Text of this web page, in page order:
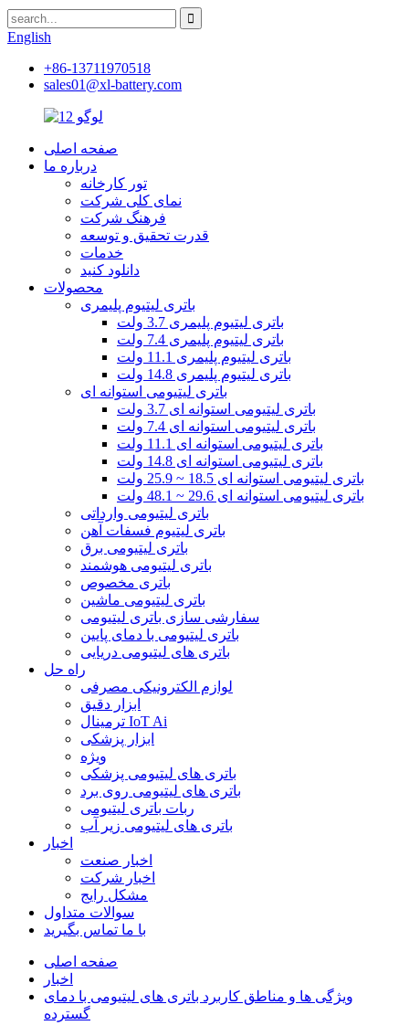
English
+86-13711970518
sales01@xl-battery.com
صفحه اصلی
درباره ما
تور کارخانه
نمای کلی شرکت
فرهنگ شرکت
قدرت تحقیق و توسعه
خدمات
دانلود کنید
محصولات
باتری لیتیوم پلیمری
باتری لیتیوم پلیمری 3.7 ولت
باتری لیتیوم پلیمری 7.4 ولت
باتری لیتیوم پلیمری 11.1 ولت
باتری لیتیوم پلیمری 14.8 ولت
باتری لیتیومی استوانه ای
باتری لیتیومی استوانه ای 3.7 ولت
باتری لیتیومی استوانه ای 7.4 ولت
باتری لیتیومی استوانه ای 11.1 ولت
باتری لیتیومی استوانه ای 14.8 ولت
باتری لیتیومی استوانه ای 18.5 ~ 25.9 ولت
باتری لیتیومی استوانه ای 29.6 ~ 48.1 ولت
باتری لیتیومی وارداتی
باتری لیتیوم فسفات آهن
باتری لیتیومی برق
باتری لیتیومی هوشمند
باتری مخصوص
باتری لیتیومی ماشین
سفارشی سازی باتری لیتیومی
باتری لیتیومی با دمای پایین
باتری های لیتیومی دریایی
راه حل
لوازم الکترونیکی مصرفی
ابزار دقیق
ترمینال IoT Ai
ابزار پزشکی
ویژه
باتری های لیتیومی پزشکی
باتری های لیتیومی روی برد
ربات باتری لیتیومی
باتری های لیتیومی زیر آب
اخبار
اخبار صنعت
اخبار شرکت
مشکل رایج
سوالات متداول
با ما تماس بگیرید
صفحه اصلی
اخبار
ویژگی ها و مناطق کاربرد باتری های لیتیومی با دمای
گسترده